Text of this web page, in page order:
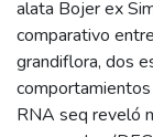
alata Bojer ex
comparativo
grandiflora, dos
RNA seq reveló